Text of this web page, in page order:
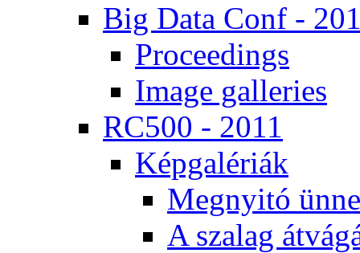
Big Da­ta Conf -
Pro­ce­e­dings
Image gal­le­ri­es
RC500 - 2011
Kép­ga­lé­ri­ák
Meg­nyi­tó
A sza­lag